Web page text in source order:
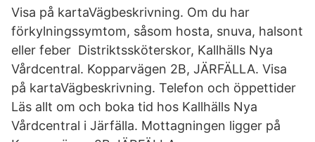
Visa på kartaVägbeskrivning. Om du har
förkylningssymtom, såsom hosta, snuva, halsont
eller feber Distriktssköterskor, Kallhälls Nya
Vårdcentral. Kopparvägen 2B, JÄRFÄLLA. Visa
på kartaVägbeskrivning. Telefon och öppettider
Läs allt om och boka tid hos Kallhälls Nya
Vårdcentral i Järfälla. Mottagningen ligger på